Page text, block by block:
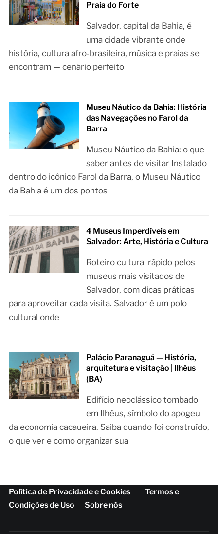
Praia do Forte
Salvador, capital da Bahia, é
uma cidade vibrante onde
história, cultura afro‑brasileira, música e praias se
encontram — cenário perfeito
Museu Náutico da Bahia: História
das Navegações no Farol da
Barra
Museu Náutico da Bahia: o que
saber antes de visitar Instalado
dentro do icônico Farol da Barra, o Museu Náutico
da Bahia é um dos pontos
4 Museus Imperdíveis em
Salvador: Arte, História e Cultura
Roteiro cultural rápido pelos
museus mais visitados de
Salvador, com dicas práticas
para aproveitar cada visita. Salvador é um polo
cultural onde
Palácio Paranaguá — História,
arquitetura e visitação | Ilhéus
(BA)
Edifício neoclássico tombado
em Ilhéus, símbolo do apogeu
da economia cacaueira. Saiba quando foi construído,
o que ver e como organizar sua
Política de Privacidade e Cookies
Termos e
Condições de Uso
Sobre nós